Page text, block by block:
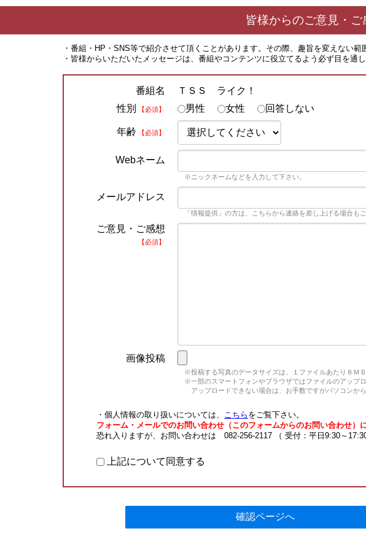
皆様からのご意見・
・番組・HP・SNS等で紹介させて頂くことがあります。その際、趣旨を変えない
・皆様からいただいたメッセージは、番組やコンテンツに役立てるよう必ず目を
番組名
ＴＳＳ ライク！
性別
【必須】 男性 女性 回答しない
年齢 【必須】
Webネーム
※ニックネームなどを入力して下さい。
メールアドレス
「情報提供」の方は、こちらから連絡を差し上げる場合
ご意見・ご感想
【必須】
画像投稿
※投稿する写真のデータサイズは、１ファイルあたり８Ｍ
※一部のスマートフォンやブラウザではファイルのアップ
アップロードできない場合は、お手数ですがパソコンから
・個人情報の取り扱いについては、 こちら をご覧下さい。
フォーム・メールでのお問い合わせ（このフォームからのお問い合わせ）
恐れ入りますが、お問い合わせは 082-256-2117 （ 受付：平日9:30～
上記について同意する
確認ページへ